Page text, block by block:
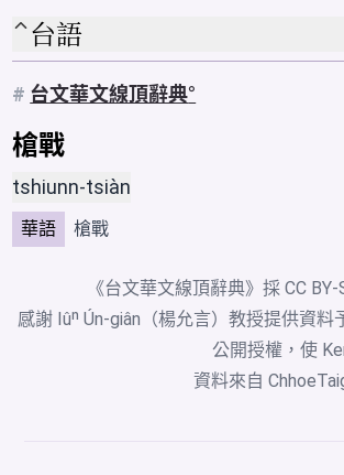
台語
# 台文華文線頂辭典
槍戰
tshiunn-tsiàn
華語 槍戰
《台文華文線頂辭典》採 CC BY-
感謝 Iûⁿ Ún-giân（楊允言）教授提供資料
公開授權，使
資料來自